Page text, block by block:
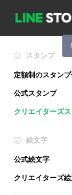
スタンプ
定額制のスタン
公式スタンプ
クリエイターズ
絵文字
公式絵文字
クリエイターズ